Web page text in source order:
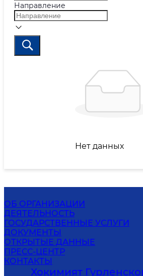
Направление
Нет данных
ОБ ОРГАНИЗАЦИИ
ДЕЯТЕЛЬНОСТЬ
ГОСУДАРСТВЕННЫЕ УСЛУГИ
ДОКУМЕНТЫ
ОТКРЫТЫЕ ДАННЫЕ
ПРЕСС-ЦЕНТР
КОНТАКТЫ
Хокимият